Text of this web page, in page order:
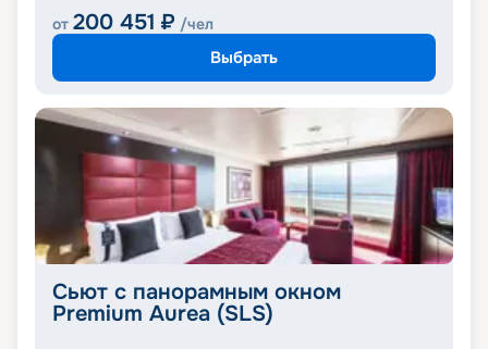
от 200 451 ₽ /чел
Выбрать
Сьют с панорамным окном
Premium Aurea (SLS)